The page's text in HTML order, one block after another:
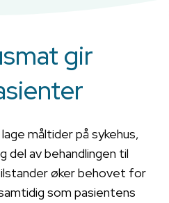
gir
måltider på sykehus,
av behandlingen til
øker behovet for
som pasientens